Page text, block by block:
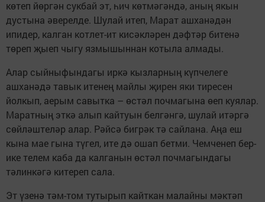
көтеп йөргән сукбай эт, һич көтмәгәндә, аның якын
дустына әверелде. Шулай итеп, Марат ашханәдән
ипидер, калган котлет-ит кисәкләрен дәфтәр битенә
төреп җыеп чыгу язмышыннан котыла алмады.
Алар сыйныфындагы иркә кызларның күпчелеге
ашханәдә тавык итенең майлы җирен яки тиресен
йолкып, аерым савытка – өстәл почмагына өеп куялар.
Маратның эткә алып кайтуын белгәнгә, шулай итәргә
сөйләштеләр алар. Рәйсә бигрәк тә сайлана. Аңа еш
кына мае гына түгел, ите дә ошап бетми. Чемченеп бер-
ике телем каба да калганын өстәл почмагындагы
тәлинкәгә китереп сала.
Эт үзенә тәм-том тутырып кайткан малайны мәктәп